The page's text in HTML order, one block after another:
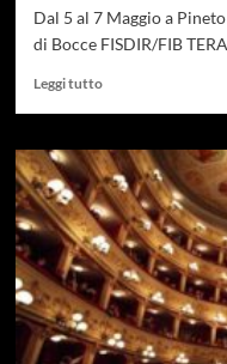
Dal 5 al 7 Maggio a
di Bocce FISDIR/FIB
Leggi tuttoLeggi
su
Dal
5
maggio
al
via
il
campionato
italiano
di